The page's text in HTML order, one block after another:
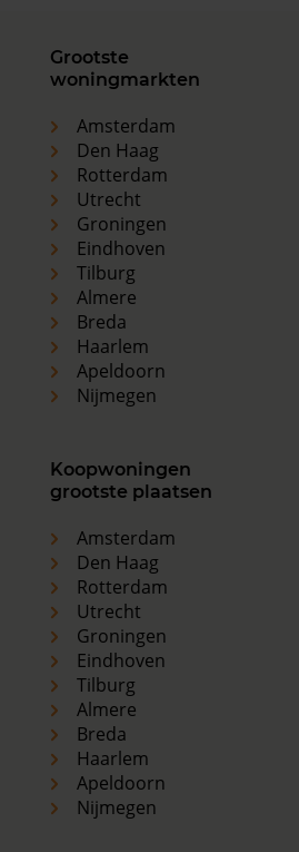
Grootste
woningmarkten
Amsterdam
Den Haag
Rotterdam
Utrecht
Groningen
Eindhoven
Tilburg
Almere
Breda
Haarlem
Apeldoorn
Nijmegen
Koopwoningen
grootste plaatsen
Amsterdam
Den Haag
Rotterdam
Utrecht
Groningen
Eindhoven
Tilburg
Almere
Breda
Haarlem
Apeldoorn
Nijmegen